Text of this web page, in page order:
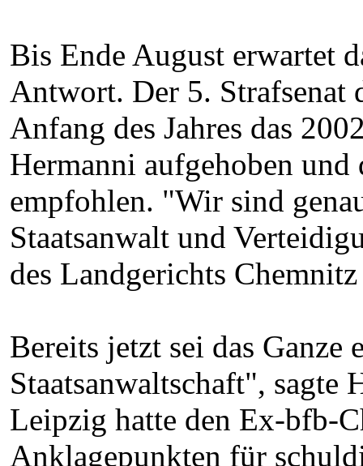
Bis Ende August erwartet
Antwort. Der 5. Strafsenat
Anfang des Jahres das
Hermanni aufgehoben
empfohlen. "Wir sind
Staatsanwalt und
des Landgerichts
Bereits jetzt sei das
Staatsanwaltschaft", sagte
Leipzig hatte den Ex-bfb-
Anklagepunkten für